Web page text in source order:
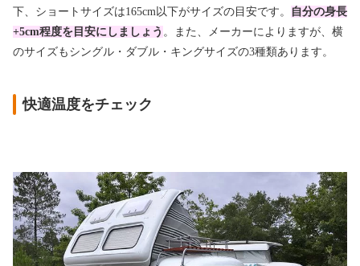
下、ショートサイズは165cm以下がサイズの目安です。
自分の身長
+5cm程度を目安にしましょう 。また、メーカーによりますが、横
のサイズもシングル・ダブル・キングサイズの3種類あります。
快適温度をチェック